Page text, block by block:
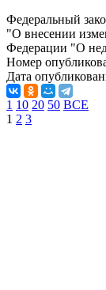
Федеральный
"О внесении
Федерации "О
Номер
Дата
1 10 20 50 ВСЕ
1 2 3